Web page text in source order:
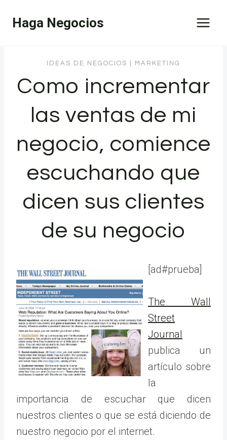
Haga Negocios
IDEAS DE NEGOCIOS MARKETING
Como incrementar
las ventas de mi
negocio, comience
escuchando que
dicen sus clientes
de su negocio
[ad#prueba]
The Wall
Street
Journal
publica un
artículo sobre
la
importancia de escuchar que dicen
nuestros clientes o que se está diciendo de
nuestro negocio por el internet.